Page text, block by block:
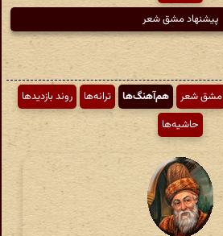
پیشنهاد مشق شعر
مشق شعر هم‌آهنگ‌ها ترانه‌ها
روند بازدیدها
حاشیه‌ها